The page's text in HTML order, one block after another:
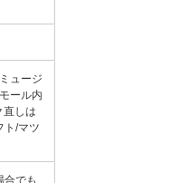
ュージ
ール内
直しは
ト/マツ
でも